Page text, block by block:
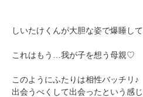
しいたけくんが大胆な姿で爆睡し
これはもう…我が子を想う母親♡
このようにふたりは相性バッチリ♪
出会うべくして出会ったという感